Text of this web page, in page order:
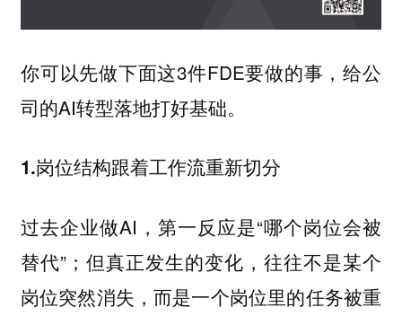
你可以先做下面这3件FDE要做的事，给公
司的AI转型落地打好基础。
1.岗位结构跟着工作流重新切分
过去企业做AI，第一反应是“哪个岗位会被
替代”；但真正发生的变化，往往不是某个
岗位突然消失，而是一个岗位里的任务被重